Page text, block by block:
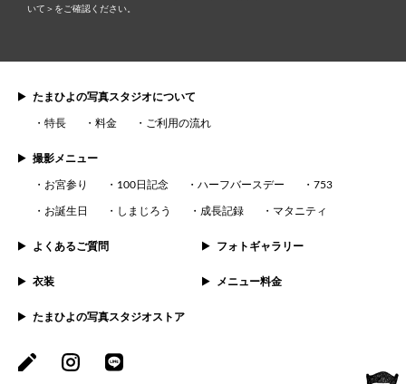
いて＞ をご確認ください。
たまひよの写真スタジオについて
特長 料金 ご利用の流れ
撮影メニュー
お宮参り 100日記念 ハーフバースデー 753
お誕生日 しまじろう 成長記録 マタニティ
よくあるご質問 フォトギャラリー
衣装 メニュー料金
たまひよの写真スタジオストア